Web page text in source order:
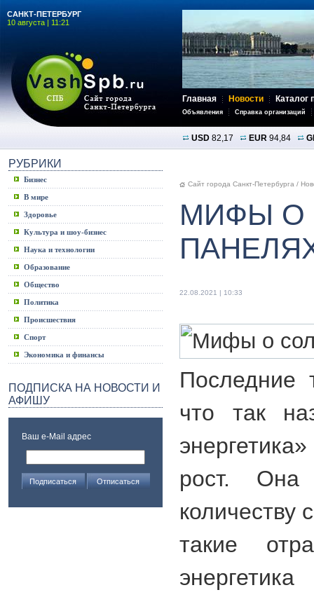
САНКТ-ПЕТЕРБУРГ
10 августа | 11:21
Главная Новости Каталог
Объявления Справка организаций
USD 82,17 EUR 94,84
РУБРИКИ
Бизнес
В мире
Здоровье
Культура и шоу-бизнес
Наука и технологии
Образование
Общество
Политика
Происшествия
Спорт
Экономика и финансы
ПОДПИСКА НА НОВОСТИ И
АФИШУ
Ваш e-Mail адрес
Сайт города Санкт-Петербурга /
МИФЫ О
22.08.2021 | 10:33
Последние
что так
рост.
количеству
такие